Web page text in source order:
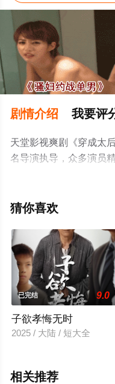
剧情介绍 我要评
天堂影视爽剧《穿成太
名导演执导，众多演员
情已揭晓（完结），手
剧、电视猫或剧情网等平
猜你喜欢
已完结 9.0
子欲孝悔无时
2025 / 大陆 / 短大全
相关推荐